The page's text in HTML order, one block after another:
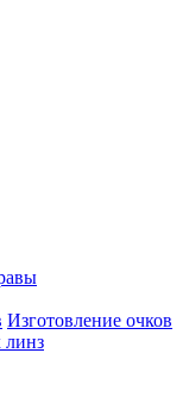
Изготовление очков
линз